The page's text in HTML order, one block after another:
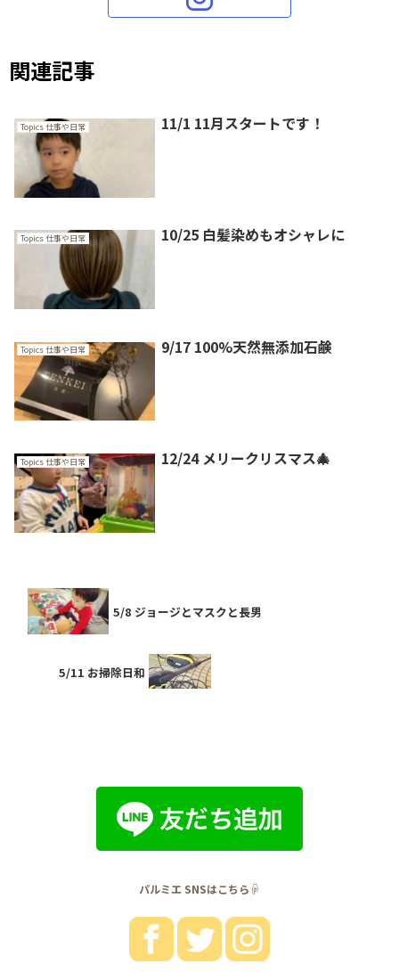
関連記事
Topics 仕事や日常 11/1 11月スタートです！
Topics 仕事や日常 10/25 白髪染めもオシャレに
Topics 仕事や日常 9/17 100%天然無添加石鹸
Topics 仕事や日常 12/24 メリークリスマス🎄
5/8 ジョージとマスクと長男
5/11 お掃除日和
パルミエ SNSはこちら☟